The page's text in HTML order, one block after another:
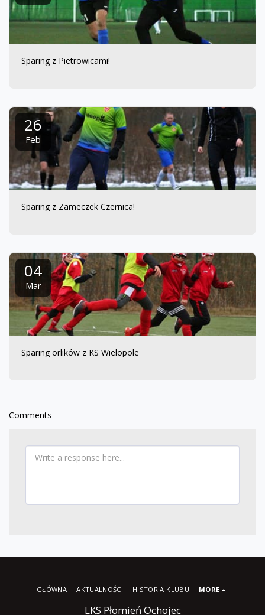
Sparing z Pietrowicami!
26
Feb
Sparing z Zameczek Czernica!
04
Mar
Sparing orlików z KS Wielopole
Comments
LKS Płomień Ochojec
GŁÓWNA AKTUALNOŚCI HISTORIA KLUBU MORE